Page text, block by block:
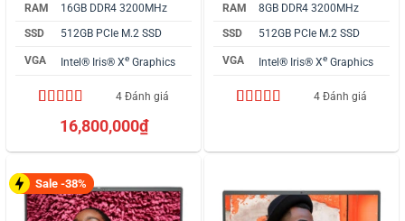
RAM
16GB DDR4 3200MHz
SSD
512GB PCIe M.2 SSD
VGA Intel® Iris® Xe Graphics
4.75trên 5
dựa trên
4 Đánh giá
16,800,000₫
RAM
8GB DDR4 3200MHz
SSD
512GB PCIe M.2 SSD
VGA Intel® Iris® Xe Graphics
4 Đánh giá
Sale -38%